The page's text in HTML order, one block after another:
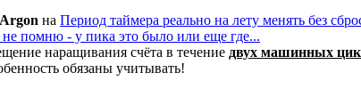
Argon на Период таймера реально на лету менять без
не помню - у пика это было или еще где...
наращивания счёта в течение двух машинных
обязаны учитывать!